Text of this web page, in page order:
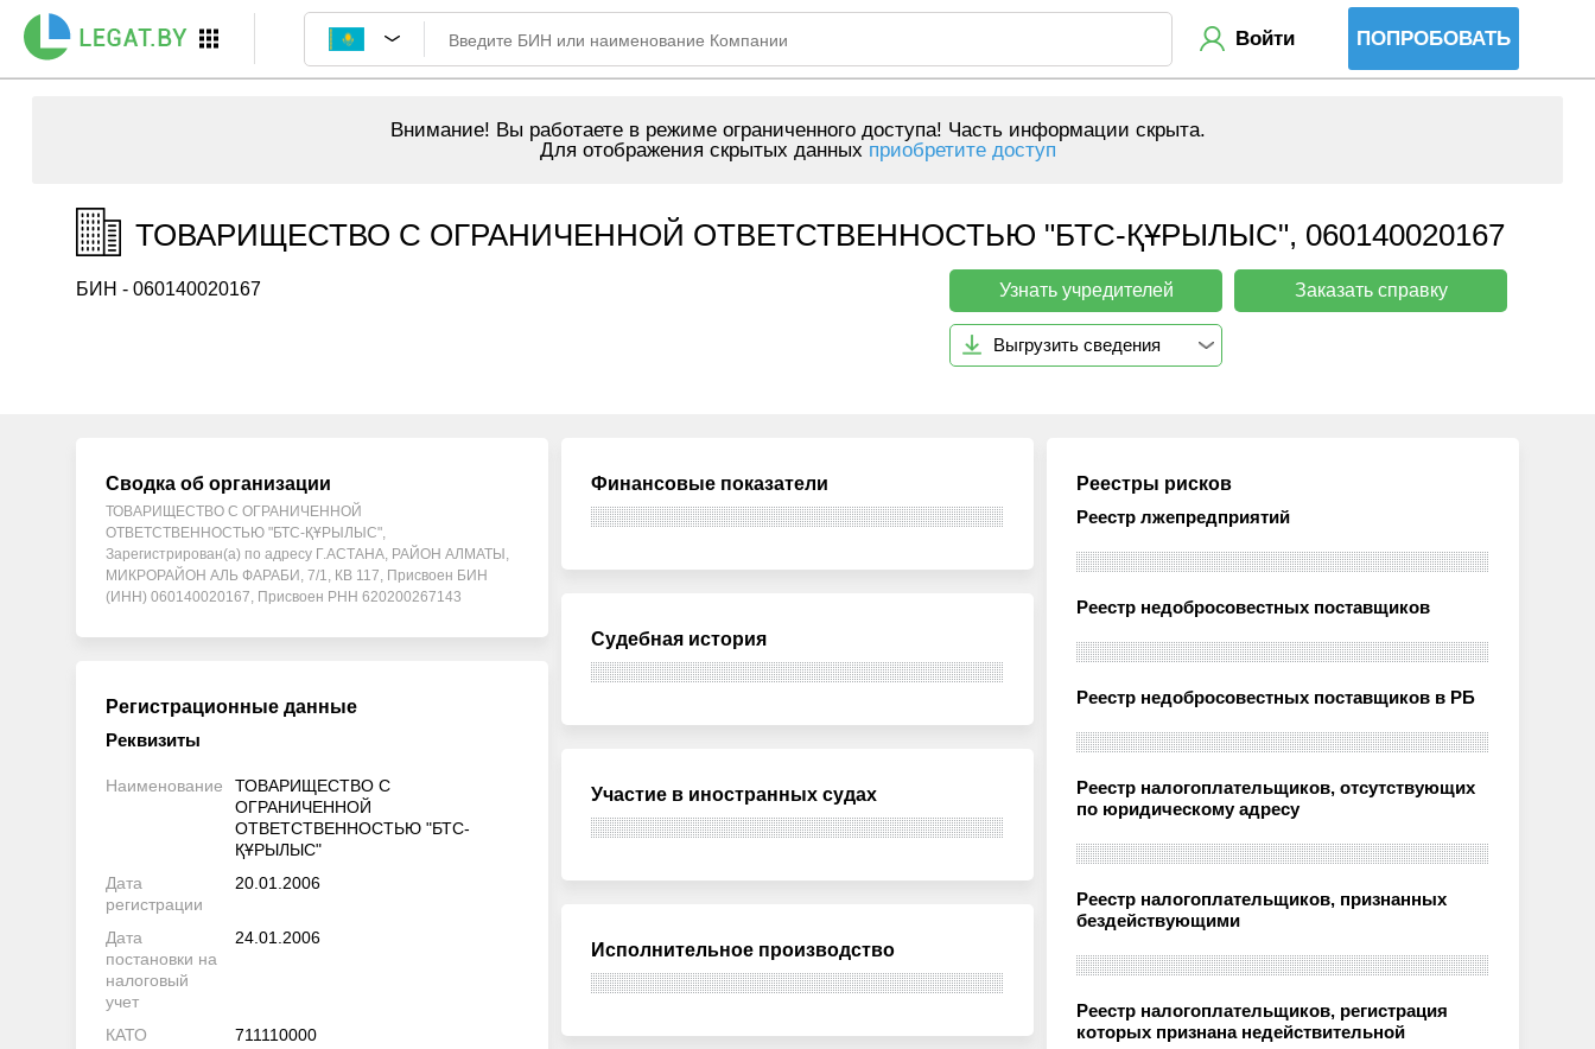
Войти ПОПРОБОВАТЬ
Внимание! Вы работаете в режиме ограниченного доступа! Часть информации скрыта.
Для отображения скрытых данных приобретите доступ
ТОВАРИЩЕСТВО С ОГРАНИЧЕННОЙ ОТВЕТСТВЕННОСТЬЮ "БТС-ҚҰРЫЛЫС", 060140020167
БИН - 060140020167 Узнать учредителей Заказать справку
Выгрузить сведения
Сводка об организации
ТОВАРИЩЕСТВО С ОГРАНИЧЕННОЙ
ОТВЕТСТВЕННОСТЬЮ "БТС-ҚҰРЫЛЫС",
Зарегистрирован(а) по адресу Г.АСТАНА, РАЙОН АЛМАТЫ,
МИКРОРАЙОН АЛЬ ФАРАБИ, 7/1, КВ 117, Присвоен БИН
(ИНН) 060140020167, Присвоен РНН 620200267143
Регистрационные данные
Реквизиты
Наименование
ТОВАРИЩЕСТВО С
ОГРАНИЧЕННОЙ
ОТВЕТСТВЕННОСТЬЮ "БТС-
ҚҰРЫЛЫС"
Дата
регистрации
20.01.2006
Дата
постановки на
налоговый
учет
24.01.2006
КАТО 711110000
Финансовые показатели
Судебная история
Участие в иностранных судах
Исполнительное производство
Реестры рисков
Реестр лжепредприятий
Реестр недобросовестных поставщиков
Реестр недобросовестных поставщиков в РБ
Реестр налогоплательщиков, отсутствующих
по юридическому адресу
Реестр налогоплательщиков, признанных
бездействующими
Реестр налогоплательщиков, регистрация
которых признана недействительной